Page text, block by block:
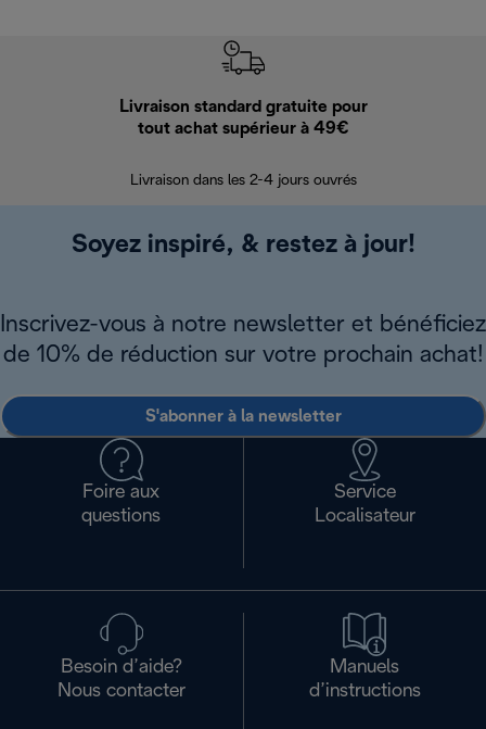
Livraison standard gratuite pour
tout achat supérieur à 49€
Livraison dans les 2-4 jours ouvrés
Soyez inspiré, & restez à jour!
Inscrivez-vous à notre newsletter et bénéficiez
de 10% de réduction sur votre prochain achat!
S'abonner à la newsletter
Foire aux
questions
Service
Localisateur
Besoin d’aide?
Nous contacter
Manuels
d’instructions